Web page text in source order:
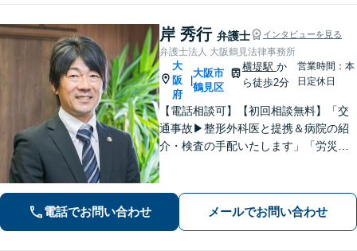
岸 秀行 弁護士 インタビューを見る
弁護士法人 大阪鶴見法律事務所
大
阪
府
大阪市
鶴見区
横堤駅 か
ら徒歩2分
営業時間：本
日定休日
【電話相談可】【初回相談無料】「交
通事故▶︎整形外科医と提携＆病院の紹
介・検査の手配いたします」「労災の
ます。法律問題だけではないトータル
サポートを目指します【セカンドオピ
ニオン可】
電話でお問い合わせ メールでお問い合わせ